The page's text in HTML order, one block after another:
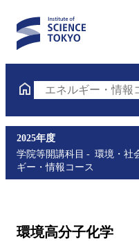
エネルギー・情報
2025年度
学院等開講科目
環境・社
ギー・情報コース
環境高分子化学